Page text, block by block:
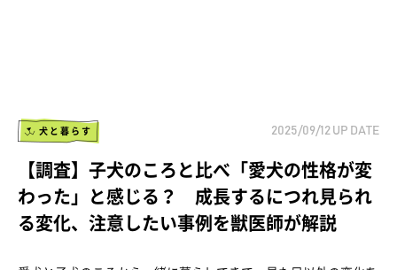
犬と暮らす 2025/09/12 UP DATE
【調査】子犬のころと比べ「愛犬の性格が変
わった」と感じる？ 成長するにつれ見られ
る変化、注意したい事例を獣医師が解説